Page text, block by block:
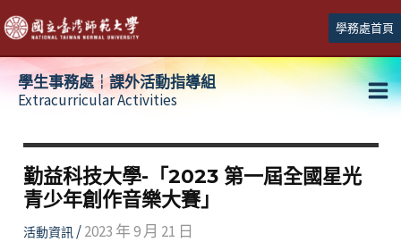
跳
至
主
學務處首頁
學生事務處┆課外活動指導組
Extracurricular Activities
勤益科技大學-「2023 第一屆全國星光
青少年創作音樂大賽」
活動資訊/2023 年 9 月 21 日